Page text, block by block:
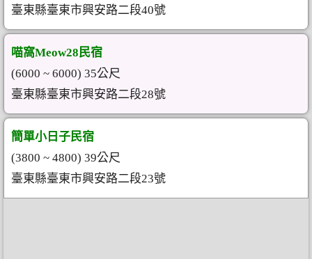
臺東縣臺東市興安路二段40號
喵窩Meow28民宿
(6000 ~ 6000) 35公尺
臺東縣臺東市興安路二段28號
簡單小日子民宿
(3800 ~ 4800) 39公尺
臺東縣臺東市興安路二段23號